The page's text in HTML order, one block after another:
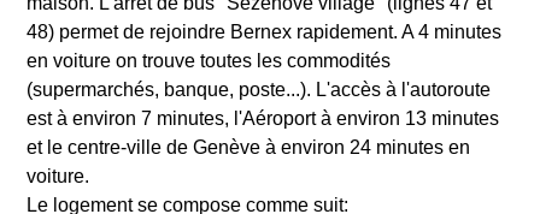
48) permet de rejoindre Bernex rapidement. A 4 minutes
en voiture on trouve toutes les commodités
(supermarchés, banque, poste...). L'accès à l'autoroute
est à environ 7 minutes, l'Aéroport à environ 13 minutes
et le centre-ville de Genève à environ 24 minutes en
voiture.
Le logement se compose comme suit: